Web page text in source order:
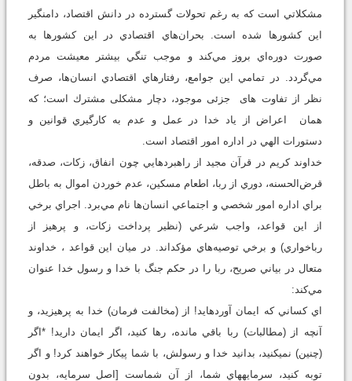
مشكلاتي است كه به رغم تحولات گسترده در دانش اقتصاد، دامنگير
اين كشورها شده است. بحران‌هاي اقتصادي در اين كشورها به
صورت دوره‌اي بروز مي‌كند و موجب تنگي بيشتر معيشت مردم
مي‌گردد. در تمامي اين جوامع، رفتارهاي اقتصادي انسان‌ها، صرف
نظر از تفاوت های جزئی موجود، دچار مشكلی مشترك است؛ كه
همان اعراض از ياد خدا در عمل و عدم به كارگيري قوانين و
دستورات الهي در اداره امور اقتصاد است.
خداوند كريم در قرآن مجيد از راهبردهايي چون انفاق، زكات، صدقه،
قرض‌الحسنه، دوري از ربا، اطعام مسكين، عدم خوردن اموال به باطل
براي اداره امور شخصي و اجتماعي انسان‌ها نام مي‌برد. اجراي برخي
از اين قواعد، واجب شرعي (نظير پرداخت زكات، و پرهیز از
رباخواري) و برخي توصيه‌هاي مؤكداند. در ميان این قواعد ، خداوند
متعال در بياني صريح، ربا را در حكم جنگ با خدا و رسول خدا عنوان
مي‌كند:
اي كساني كه ايمان آورده‏ايد! از (مخالفت فرمان) خدا به پرهيزيد، و
آنچه از (مطالبات) ربا باقي مانده، رها كنيد، اگر ايمان داريد! *اگر
(چنين) نمي‏كنيد، بدانيد خدا و رسولش، با شما پيكار خواهند كرد! و اگر
توبه كنيد، سرمايه‏هاي شما، از آن شماست [اصل سرمايه، بدون